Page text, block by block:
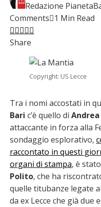
Redazione
Comments 1 Min Read
Facebook
Twitter
LinkedIn
Pinterest
Stumbleupon
Share
Copyright: US Lecce
Tra i nomi accostati in
Bari c’è quello di
attaccante in forza alla
sondaggio esplorativo,
raccontato in questi
organi di stampa, è
Polito, che ha
quelle titubanze legate
da ex Lecce che già due